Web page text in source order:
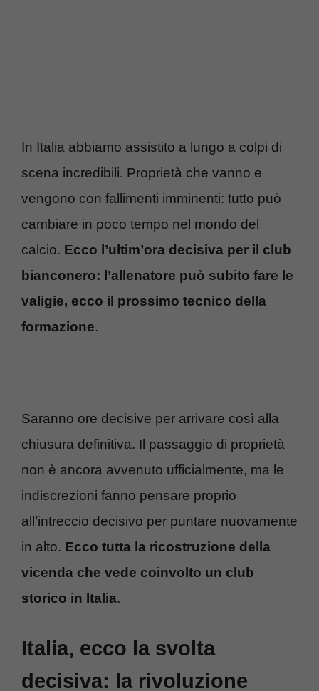
In Italia abbiamo assistito a lungo a colpi di
scena incredibili. Proprietà che vanno e
vengono con fallimenti imminenti: tutto può
cambiare in poco tempo nel mondo del
calcio. Ecco l’ultim’ora decisiva per il club
bianconero: l’allenatore può subito fare le
valigie, ecco il prossimo tecnico della
formazione.
Saranno ore decisive per arrivare così alla
chiusura definitiva. Il passaggio di proprietà
non è ancora avvenuto ufficialmente, ma le
indiscrezioni fanno pensare proprio
all’intreccio decisivo per puntare nuovamente
in alto. Ecco tutta la ricostruzione della
vicenda che vede coinvolto un club
storico in Italia.
Italia, ecco la svolta
decisiva: la rivoluzione